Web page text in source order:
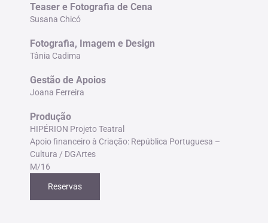
Teaser e Fotografia de Cena
Susana Chicó
Fotografia, Imagem e Design
Tânia Cadima
Gestão de Apoios
Joana Ferreira
Produção
HIPÉRION Projeto Teatral
Apoio financeiro à Criação: República Portuguesa –
Cultura / DGArtes
M/16
Reservas